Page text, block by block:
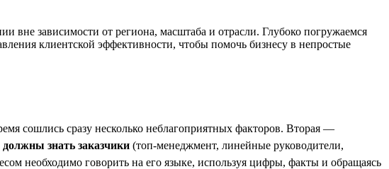
вне зависимости от региона, масштаба и отрасли. Глубоко погружаемся
клиентской эффективности, чтобы помочь бизнесу в непростые
сошлись сразу несколько неблагоприятных факторов. Вторая —
должны знать заказчики (топ-менеджмент, линейные руководители,
необходимо говорить на его языке, используя цифры, факты и обращаясь